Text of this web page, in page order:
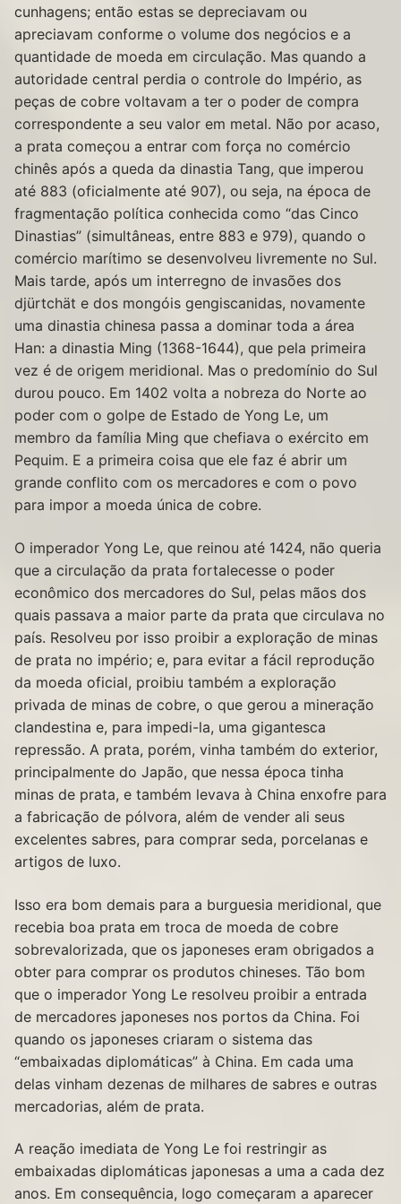
cunhagens; então estas se depreciavam ou
apreciavam conforme o volume dos negócios e a
quantidade de moeda em circulação. Mas quando a
autoridade central perdia o controle do Império, as
peças de cobre voltavam a ter o poder de compra
correspondente a seu valor em metal. Não por acaso,
a prata começou a entrar com força no comércio
chinês após a queda da dinastia Tang, que imperou
até 883 (oficialmente até 907), ou seja, na época de
fragmentação política conhecida como “das Cinco
Dinastias” (simultâneas, entre 883 e 979), quando o
comércio marítimo se desenvolveu livremente no Sul.
Mais tarde, após um interregno de invasões dos
djürtchät e dos mongóis gengiscanidas, novamente
uma dinastia chinesa passa a dominar toda a área
Han: a dinastia Ming (1368-1644), que pela primeira
vez é de origem meridional. Mas o predomínio do Sul
durou pouco. Em 1402 volta a nobreza do Norte ao
poder com o golpe de Estado de Yong Le, um
membro da família Ming que chefiava o exército em
Pequim. E a primeira coisa que ele faz é abrir um
grande conflito com os mercadores e com o povo
para impor a moeda única de cobre.
O imperador Yong Le, que reinou até 1424, não queria
que a circulação da prata fortalecesse o poder
econômico dos mercadores do Sul, pelas mãos dos
quais passava a maior parte da prata que circulava no
país. Resolveu por isso proibir a exploração de minas
de prata no império; e, para evitar a fácil reprodução
da moeda oficial, proibiu também a exploração
privada de minas de cobre, o que gerou a mineração
clandestina e, para impedi-la, uma gigantesca
repressão. A prata, porém, vinha também do exterior,
principalmente do Japão, que nessa época tinha
minas de prata, e também levava à China enxofre para
a fabricação de pólvora, além de vender ali seus
excelentes sabres, para comprar seda, porcelanas e
artigos de luxo.
Isso era bom demais para a burguesia meridional, que
recebia boa prata em troca de moeda de cobre
sobrevalorizada, que os japoneses eram obrigados a
obter para comprar os produtos chineses. Tão bom
que o imperador Yong Le resolveu proibir a entrada
de mercadores japoneses nos portos da China. Foi
quando os japoneses criaram o sistema das
“embaixadas diplomáticas” à China. Em cada uma
delas vinham dezenas de milhares de sabres e outras
mercadorias, além de prata.
A reação imediata de Yong Le foi restringir as
embaixadas diplomáticas japonesas a uma a cada dez
anos. Em consequência, logo começaram a aparecer